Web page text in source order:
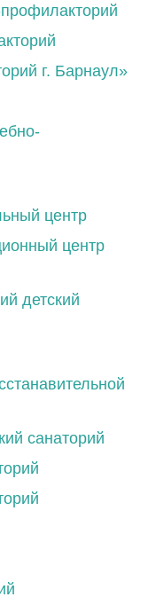
г. Барнаул»
центр
центр
детский
санаторий